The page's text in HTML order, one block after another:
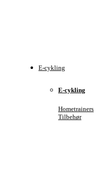
E-cykling
E-cykling
Hometrainers
Tilbehør